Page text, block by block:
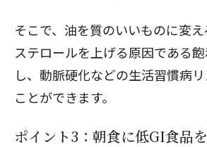
そこで、油を質のいいものに変
ステロールを上げる原因である
し、動脈硬化などの生活習慣病
ことができます。
ポイント3：朝食に低GI食品